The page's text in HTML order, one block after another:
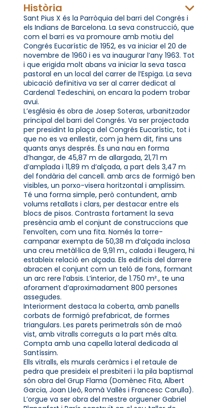
Història
Sant Pius X és la Parròquia del barri del Congrés i
els Indians de Barcelona. La seva construcció, que
com el barri es va promoure amb motiu del
Congrés Eucarístic de 1952, es va iniciar el 20 de
novembre de 1960 i es va inaugurar l’any 1963. Tot
i que erigida molt abans va iniciar la seva tasca
pastoral en un local del carrer de l’Espiga. La seva
ubicació definitiva va ser al carrer dedicat al
Cardenal Tedeschini, on encara la podem trobar
avui.
L’església és obra de Josep Soteras, urbanitzador
principal del barri del Congrés. Va ser projectada
per presidint la plaça del Congrés Eucarístic, tot i
que no es va enllestir, com ja hem dit, fins uns
quants anys després. És una nau en forma
d’hangar, de 45,87 m de allargada, 21,71 m
d’amplada i 11,89 m d’alçada, a part dels 3,47 m
del fondària del cancell. amb arcs de formigó ben
visibles, un porxo-visera horitzontal i amplíssim.
Té una forma simple, però contundent, amb
volums retallats i clars, per destacar entre els
blocs de pisos. Contrasta fortament la seva
presència amb el conjunt de construccions que
l’envolten, com una fita. Només la torre-
campanar exempta de 50,38 m d’alçada inclosa
una creu metàl·lica de 9,91 m., calada i lleugera, hi
estableix relació en alçada. Els edificis del darrere
abracen el conjunt com un teló de fons, formant
un arc rere l’absis. L’interior, de 1.750 m²., te una
aforament d’aproximadament 800 persones
assegudes.
Interiorment destaca la coberta, amb panells
corbats de formigó prefabricat, de formes
triangulars. Les parets perimetrals són de maó
vist, amb vitralls correguts a la part més alta.
Compta amb una capella lateral dedicada al
Santíssim.
Ells vitralls, els murals ceràmics i el retaule de
pedra que presideix el presbiteri i la pila baptismal
són obra del Grup Flama (Domènec Fita, Albert
Garcia, Joan Lleó, Romà Vallès i Francesc Carulla).
L’orgue va ser obra del mestre orguener Gabriel